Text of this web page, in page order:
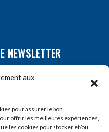
aux
pour assurer le bon
offrir les meilleures expériences,
les cookies pour stocker et/ou
NEWSLETTER